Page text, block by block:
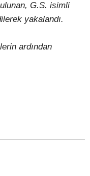
G.S. isimli
yakalandı.
ardından